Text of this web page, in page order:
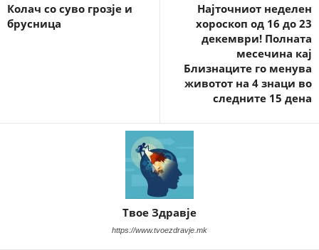
Колач со суво грозје и
брусница
Најточниот неделен
хороскоп од 16 до 23
декември! Полната
месечина кај
Близнаците го менува
животот на 4 знаци во
следните 15 дена
Твое Здравје
https://www.tvoezdravje.mk